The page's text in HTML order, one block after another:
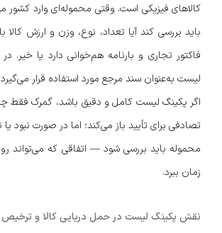
کالاهای فیزیکی است. وقتی محموله‌ای وارد کشور
باید بررسی کند آیا تعداد، نوع، وزن و ارزش کالا
فاکتور تجاری و بارنامه هم‌خوانی دارد یا خیر.
لیست به‌عنوان سند مرجع مورد استفاده قرار می‌گیرد.
اگر پکینگ لیست کامل و دقیق باشد، گمرک فقط
تصادفی برای تأیید باز می‌کند؛ اما در صورت نبود
محموله باید بررسی شود — اتفاقی که می‌تواند
زمان ببرد.
نقش پکینگ لیست در حمل دریایی کالا و ترخیص